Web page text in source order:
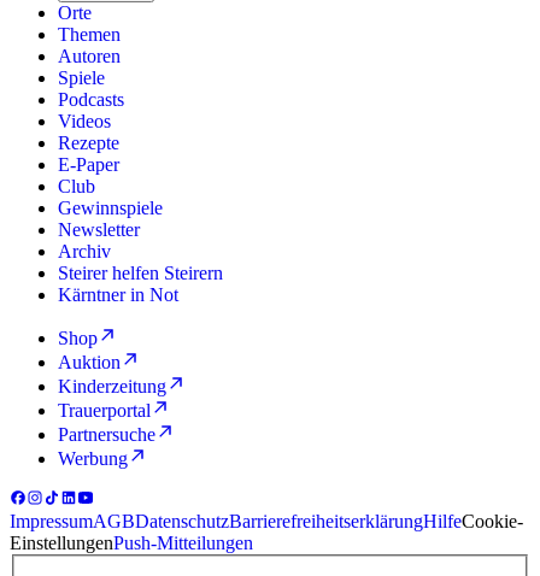
Orte
Themen
Autoren
Spiele
Podcasts
Videos
Rezepte
E-Paper
Club
Gewinnspiele
Newsletter
Archiv
Steirer helfen Steirern
Kärntner in Not
Shop
Auktion
Kinderzeitung
Trauerportal
Partnersuche
Werbung
ImpressumAGBDatenschutzBarrierefreiheitserklärungHilfeCookie-
EinstellungenPush-Mitteilungen